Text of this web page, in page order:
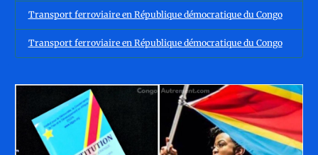
Transport ferroviaire en République démocratique du Congo
Transport ferroviaire en République démocratique du Congo